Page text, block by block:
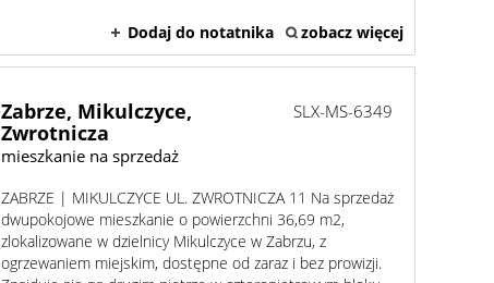
Dodaj do notatnika zobacz więcej
Zabrze, Mikulczyce,
Zwrotnicza
mieszkanie na sprzedaż
SLX-MS-6349
ZABRZE | MIKULCZYCE UL. ZWROTNICZA 11 Na sprzedaż
dwupokojowe mieszkanie o powierzchni 36,69 m2,
zlokalizowane w dzielnicy Mikulczyce w Zabrzu, z
ogrzewaniem miejskim, dostępne od zaraz i bez prowizji.